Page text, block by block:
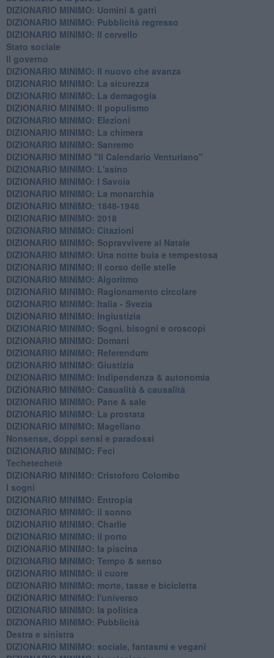
​DIZIONARIO MINIMO: Uomini & gatti
DIZIONARIO MINIMO: ​Pubblicità regresso
DIZIONARIO MINIMO: Il cervello
Stato sociale
Il governo
DIZIONARIO MINIMO: Il nuovo che avanza
DIZIONARIO MINIMO: La sicurezza
DIZIONARIO MINIMO: La demagogia
DIZIONARIO MINIMO: Il populismo
DIZIONARIO MINIMO: Elezioni
DIZIONARIO MINIMO: La chimera
DIZIONARIO MINIMO: Sanremo
DIZIONARIO MINIMO "Il Calendario Venturiano"
DIZIONARIO MINIMO: L'asino
DIZIONARIO MINIMO: I Savoia
DIZIONARIO MINIMO: La monarchia
DIZIONARIO MINIMO: 1848-1948
DIZIONARIO MINIMO: 2018
DIZIONARIO MINIMO: Citazioni
DIZIONARIO MINIMO: ​Sopravvivere al Natale
DIZIONARIO MINIMO: ​Una notte buia e tempestosa
DIZIONARIO MINIMO: Il corso delle stelle
DIZIONARIO MINIMO: Algoritmo
DIZIONARIO MINIMO: Ragionamento circolare
DIZIONARIO MINIMO: Italia - Svezia
DIZIONARIO MINIMO: ​Ingiustizia
DIZIONARIO MINIMO: ​Sogni, bisogni e oroscopi
DIZIONARIO MINIMO: Domani
DIZIONARIO MINIMO: Referendum
DIZIONARIO MINIMO: Giustizia
DIZIONARIO MINIMO: ​Indipendenza & autonomia
DIZIONARIO MINIMO: ​Casualità & causalità
​DIZIONARIO MINIMO: Pane & sale
DIZIONARIO MINIMO: La prostata
​DIZIONARIO MINIMO: Magellano
Nonsense, doppi sensi e paradossi
DIZIONARIO MINIMO: Feci
Techetechetè
DIZIONARIO MINIMO: Cristoforo Colombo
I sogni
DIZIONARIO MINIMO: Entropia
DIZIONARIO MINIMO: il sonno
DIZIONARIO MINIMO: Charlie
DIZIONARIO MINIMO: il porto
DIZIONARIO MINIMO: la piscina
DIZIONARIO MINIMO: Tempo & senso
DIZIONARIO MINIMO: il cuore
DIZIONARIO MINIMO: morte, tasse e bicicletta
DIZIONARIO MINIMO: l'universo
DIZIONARIO MINIMO: la politica
DIZIONARIO MINIMO: Pubblicità
Destra e sinistra
DIZIONARIO MINIMO: sociale, fantasmi e vegani